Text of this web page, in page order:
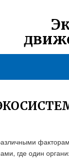
где один